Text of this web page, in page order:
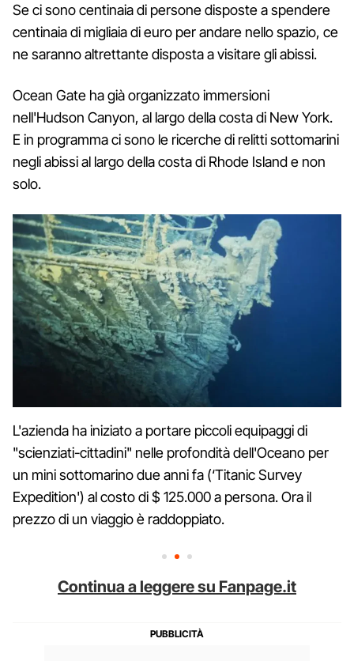
Se ci sono centinaia di persone disposte a spendere
centinaia di migliaia di euro per andare nello spazio, ce
ne saranno altrettante disposta a visitare gli abissi.
Ocean Gate ha già organizzato immersioni
nell'Hudson Canyon, al largo della costa di New York.
E in programma ci sono le ricerche di relitti sottomarini
negli abissi al largo della costa di Rhode Island e non
solo.
L'azienda ha iniziato a portare piccoli equipaggi di
"scienziati-cittadini" nelle profondità dell'Oceano per
un mini sottomarino due anni fa (‘Titanic Survey
Expedition') al costo di $ 125.000 a persona. Ora il
prezzo di un viaggio è raddoppiato.
Continua a leggere su Fanpage.it